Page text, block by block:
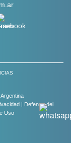
Defensa del
Uso